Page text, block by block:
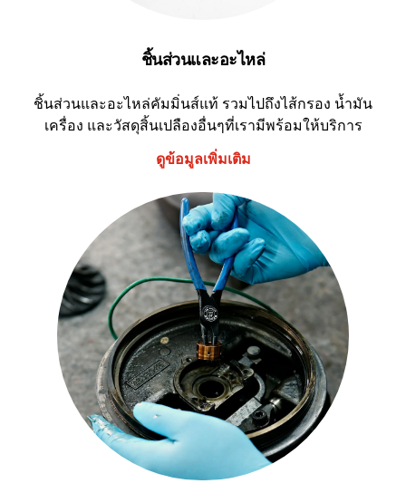
ชิ้นส่วนและอะไหล่
ชิ้นส่วนและอะไหล่คัมมิ่นส์แท้ รวมไปถึงไส้กรอง น้ำมัน
เครื่อง และวัสดุสิ้นเปลืองอื่นๆที่เรามีพร้อมให้บริการ
ดูข้อมูลเพิ่มเติม